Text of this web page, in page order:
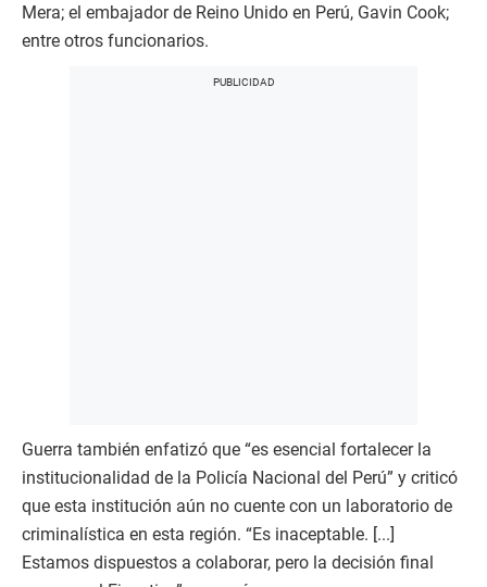
Mera; el embajador de Reino Unido en Perú, Gavin Cook;
entre otros funcionarios.
Guerra también enfatizó que “es esencial fortalecer la
institucionalidad de la Policía Nacional del Perú” y criticó
que esta institución aún no cuente con un laboratorio de
criminalística en esta región. “Es inaceptable. [...]
Estamos dispuestos a colaborar, pero la decisión final